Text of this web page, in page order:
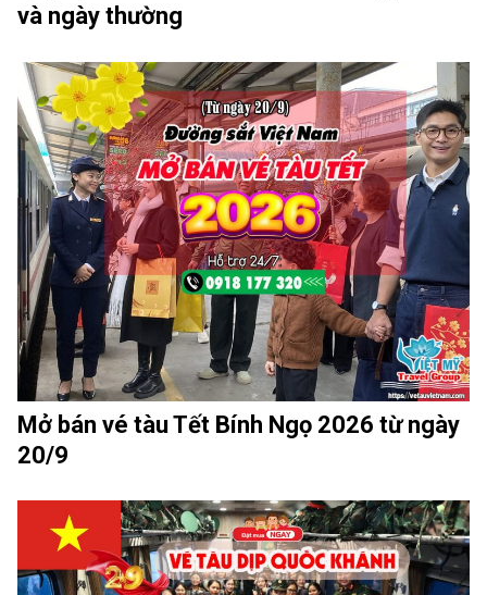
và ngày thường
Mở bán vé tàu Tết Bính Ngọ 2026 từ ngày
20/9